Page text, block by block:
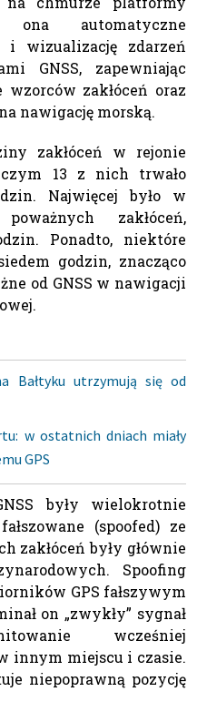
ona automatyczne
wizualizację zdarzeń
GNSS, zapewniając
zakłóceń oraz
nawigację morską.
zakłóceń w rejonie
13 z nich trwało
Najwięcej było w
zakłóceń,
Ponadto, niektóre
godzin, znacząco
od GNSS w nawigacji
Bałtyku utrzymują się od
w ostatnich dniach miały
GPS
były wielokrotnie
(spoofed) ze
zakłóceń były głównie
Spoofing
GPS fałszywym
on „zwykły” sygnał
wcześniej
innym miejscu i czasie.
niepoprawną pozycję